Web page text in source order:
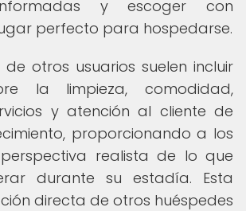
y escoger con
perfecto para hospedarse.
de otros usuarios suelen incluir
la limpieza, comodidad,
y atención al cliente de
proporcionando a los
realista de lo que
durante su estadía. Esta
directa de otros huéspedes